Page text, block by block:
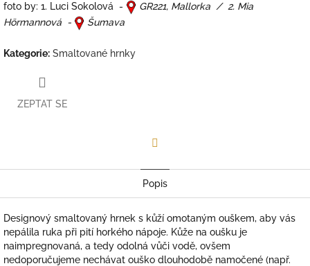
foto by: 1. Luci Sokolová -
GR221, Mallorka / 2. Mia
Hörmannová - Šumava
Kategorie: Smaltované hrnky
ZEPTAT SE
Popis
Designový smaltovaný hrnek s kůží omotaným ouškem, aby vás
nepálila ruka při pití horkého nápoje. Kůže na oušku je
naimpregnovaná, a tedy odolná vůči vodě, ovšem
nedoporučujeme nechávat ouško dlouhodobě namočené (např.